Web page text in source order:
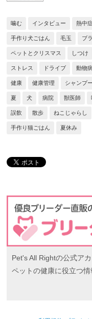
噛む インタビュー 熱中
手作り犬ごはん 毛玉 ブ
ペットとクリスマス しつけ
ストレス ドライブ 動物
健康 健康管理 シャンプー
夏 犬 病院 獣医師
誤飲 散歩 ねこじゃらし
手作り猫ごはん 夏休み
Pet's All Rightの公式アカ
ペットの健康に役立つ情